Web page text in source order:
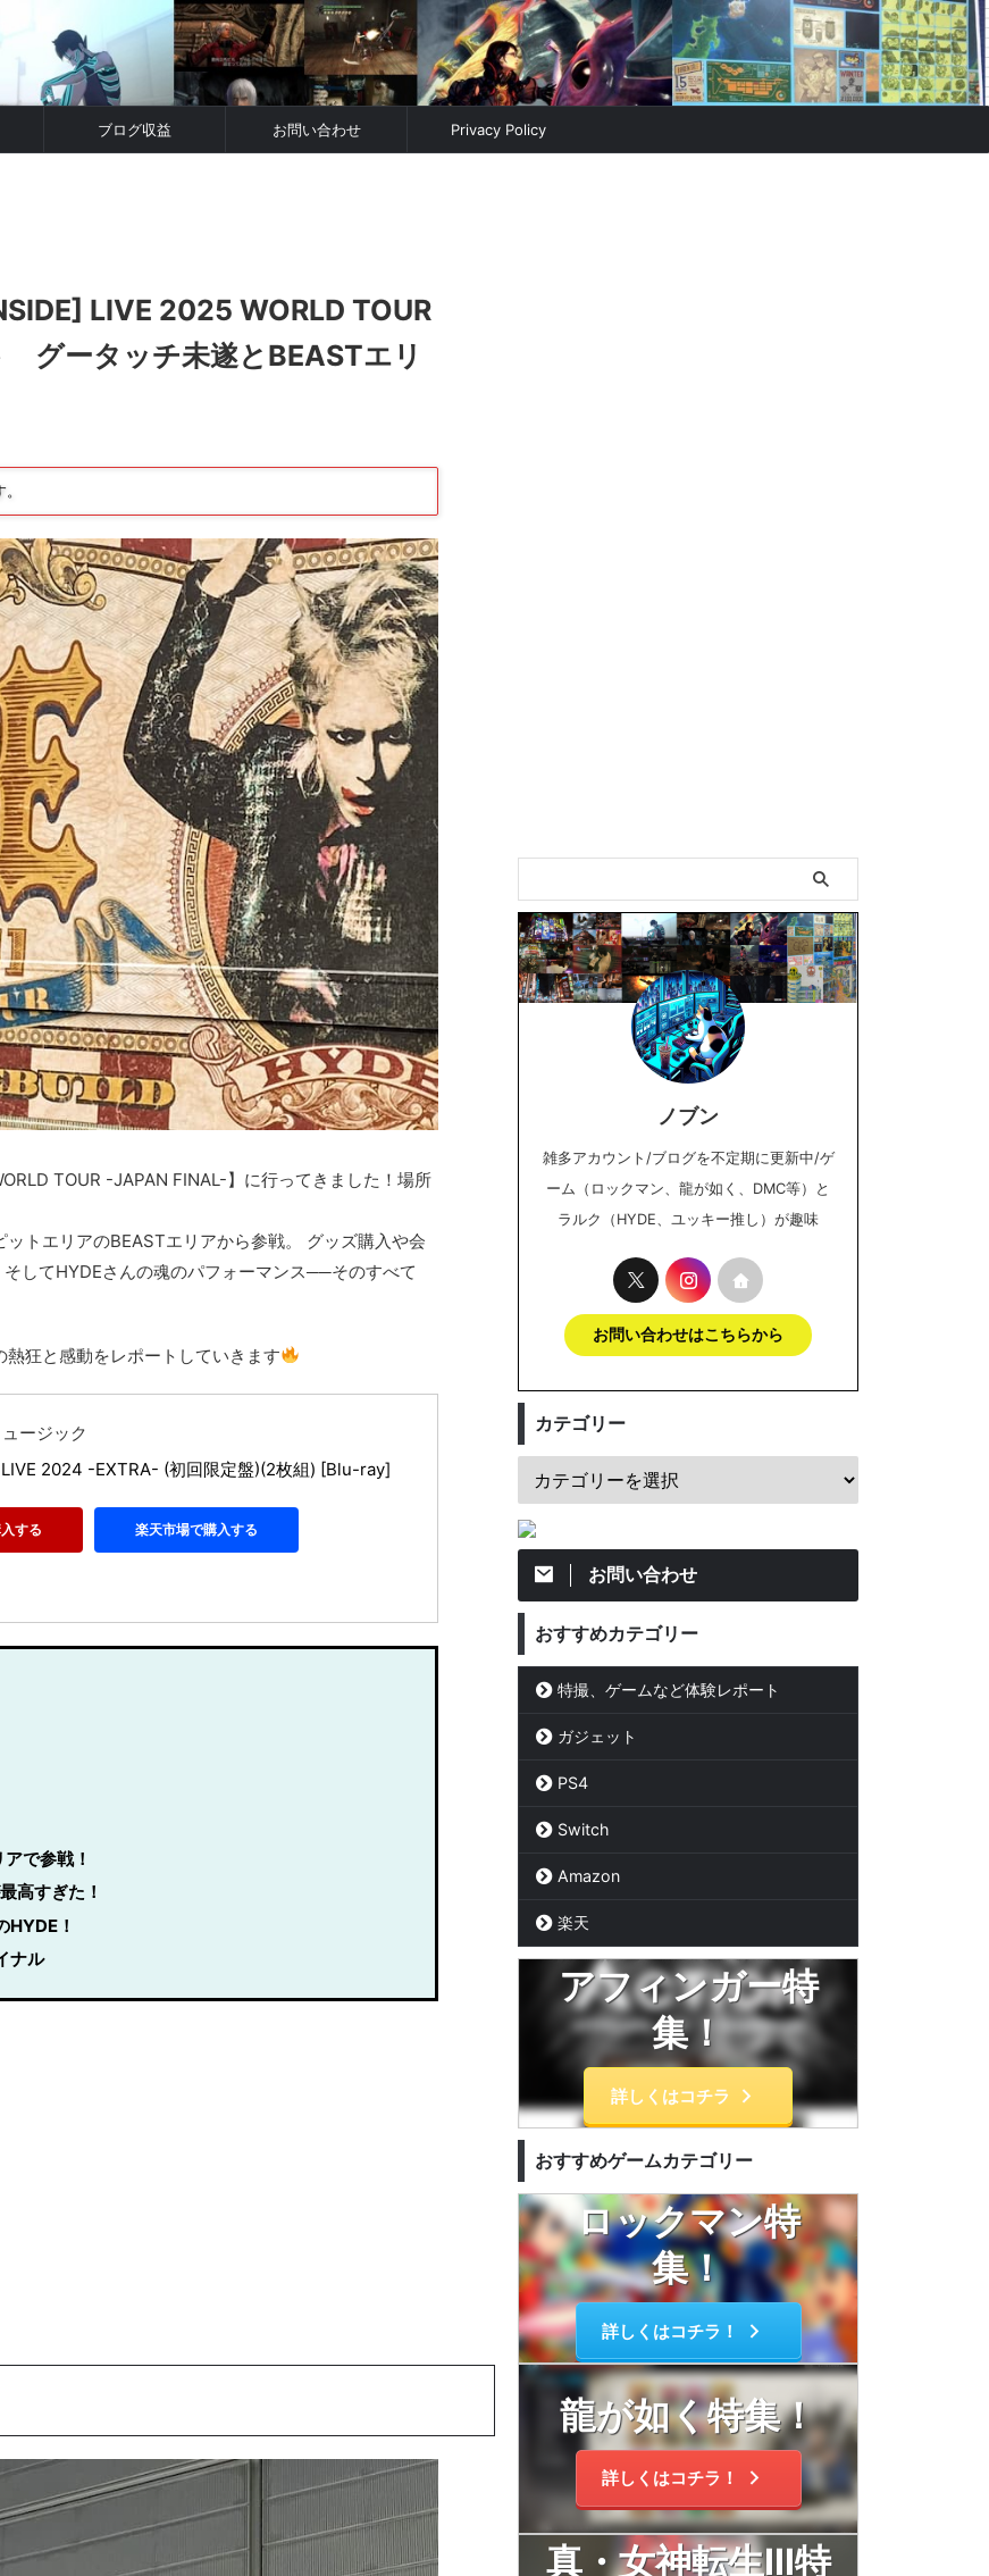
ブログ収益 お問い合わせ Privacy Policy
LIVE 2025 WORLD TOUR
グータッチ未遂とBEASTエリ
TOUR -JAPAN FINAL-】に行ってきました！場所
トエリアのBEASTエリアから参戦。 グッズ購入や会
してHYDEさんの魂のパフォーマンス──そのすべて
狂と感動をレポートしていきます
ージック
2024 -EXTRA- (初回限定盤)(2枚組) [Blu-ray]
する 楽天市場で購入する
で参戦！
高すぎた！
HYDE！
ナル
ノブン
雑多アカウント/ブログを不定期に更新中/ゲ
ーム（ロックマン、龍が如く、DMC等）と
ラルク（HYDE、ユッキー推し）が趣味
お問い合わせはこちらから
カテゴリー
お問い合わせ
おすすめカテゴリー
特撮、ゲームなど体験レポート
ガジェット
PS4
Switch
Amazon
楽天
アフィンガー特
集！
詳しくはコチラ
おすすめゲームカテゴリー
ロックマン特
集！
詳しくはコチラ！
龍が如く特集！
詳しくはコチラ！
真・女神転生Ⅲ特